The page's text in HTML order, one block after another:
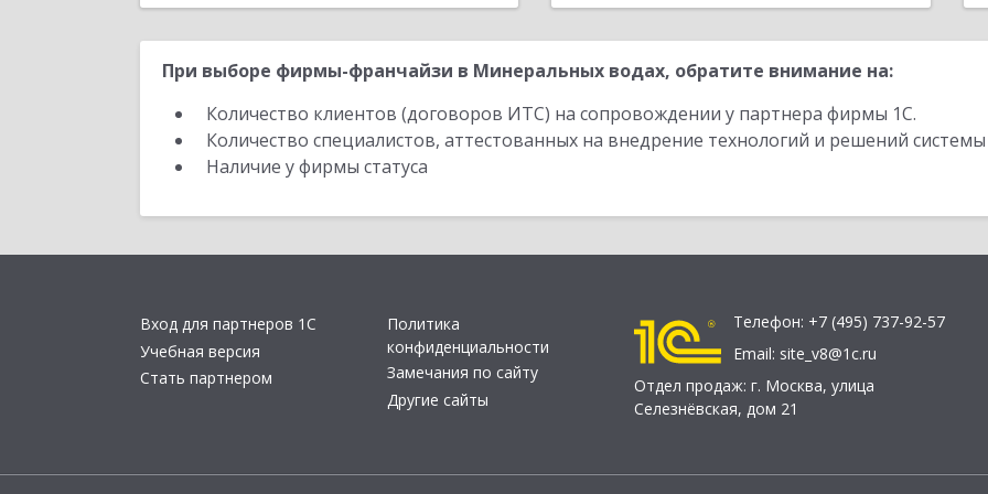
При выборе фирмы-франчайзи в Минеральных водах, обратите внимание на:
Количество клиентов (договоров ИТС) на сопровождении у партнера фирмы 1С.
Количество специалистов, аттестованных на внедрение технологий и решений
Наличие у фирмы статуса
Вход для партнеров 1С
Учебная версия
Стать партнером
Политика
конфиденциальности
Замечания по сайту
Другие сайты
Телефон: +7 (495) 737-92-57
Email: site_v8@1c.ru
Отдел продаж: г. Москва, улица
Селезнёвская, дом 21